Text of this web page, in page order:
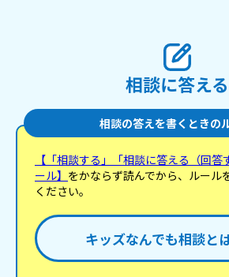
相談に答える
相談の答えを書くときの
【「相談する」「相談に答える（回
ール】 をかならず読んでから、ルール
ください。
キッズなんでも相談と